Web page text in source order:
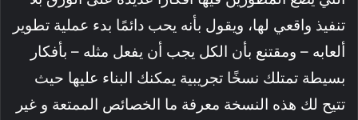
تنفيذ واقعي لها، ويقول بأنه يحب دائمًا بدء عملية تطوير
ألعابه – ومقتنع بأن الكل يجب أن يفعل مثله – بأفكار
بسيطة تمتلك نسخًا تجريبية يمكنك البناء عليها حيث
تتيح لك هذه النسخة معرفة ما الخصائص الممتعة و غير